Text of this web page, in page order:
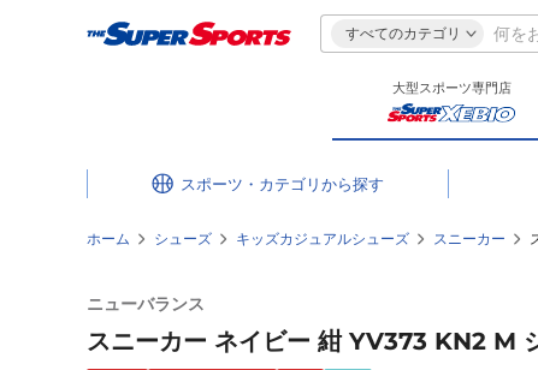
すべてのカテゴリ
大型スポーツ専門店
スポーツ・カテゴリ
ホーム シューズ キッズカジュアルシューズ スニーカー
ニューバランス
スニーカー ネイビー 紺 YV373 KN2 M